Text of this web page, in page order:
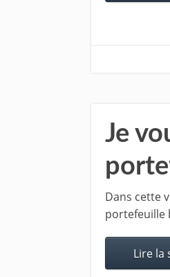
Je
Dans cette
portefeuille
Lire la